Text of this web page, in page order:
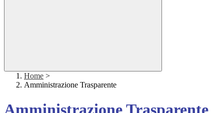
Home >
Amministrazione Trasparente
Amministrazione Trasparente